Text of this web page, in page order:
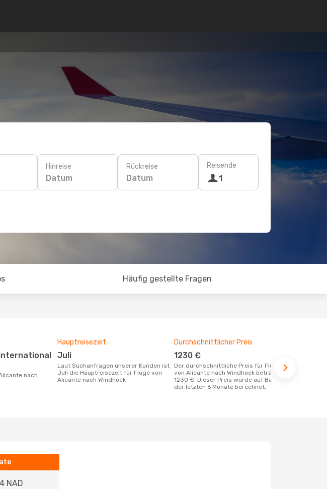
Hinreise
Datum
Rückreise
Datum
Reisende
1
Häufig gestellte Fragen
Hauptreisezeit
Juli
Laut Suchanfragen unserer Kunden ist
Juli die Hauptreisezeit für Flüge von
Alicante nach Windhoek
Durchschnittlicher Preis
1230 €
Der durchschnittliche Preis für Flüge
von Alicante nach Windhoek beträgt
1230 €. Dieser Preis wurde auf Basis
der letzten 6 Monate berechnet.
NAD